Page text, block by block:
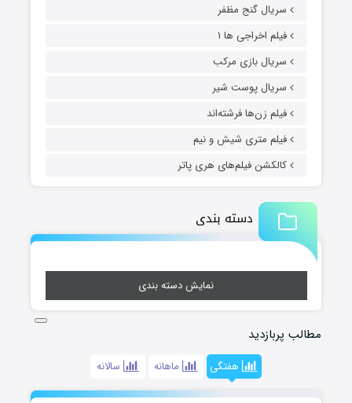
سریال گنج مظفر
فیلم اخراجی ها ۱
سریال بازی مرکب
سریال پوست شیر
فیلم زن‌ها فرشته‌اند
فیلم متری شیش و نیم
کالکشن فیلم‌های هری پاتر
دسته بندی
نمایش دسته بندی
مطالب پربازدید
هفتگی ماهانه سالانه